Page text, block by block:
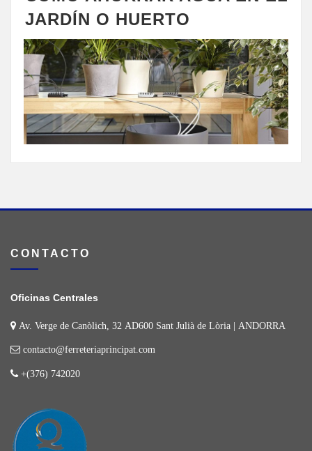
JARDÍN O HUERTO
CONTACTO
Oficinas Centrales
Av. Verge de Canòlich, 32 AD600 Sant Julià de Lòria | ANDORRA
contacto@ferreteriaprincipat.com
+(376) 742020